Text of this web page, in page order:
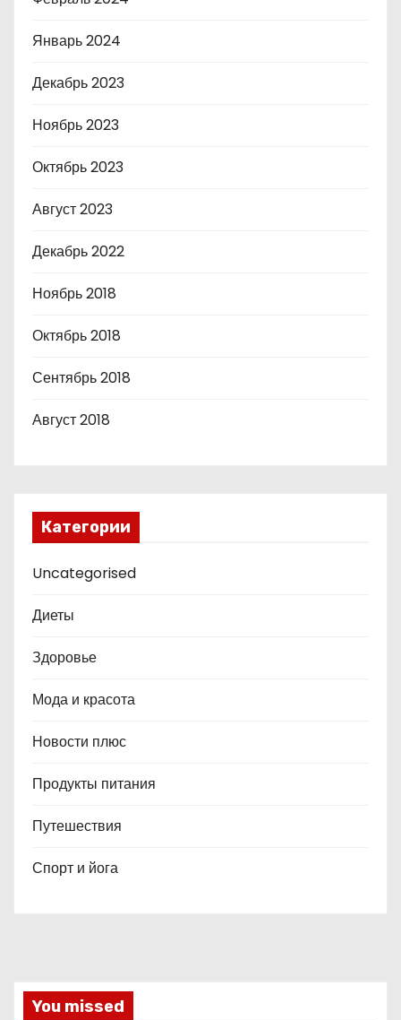
Январь 2024
Декабрь 2023
Ноябрь 2023
Октябрь 2023
Август 2023
Декабрь 2022
Ноябрь 2018
Октябрь 2018
Сентябрь 2018
Август 2018
Категории
Uncategorised
Диеты
Здоровье
Мода и красота
Новости плюс
Продукты питания
Путешествия
Спорт и йога
You missed